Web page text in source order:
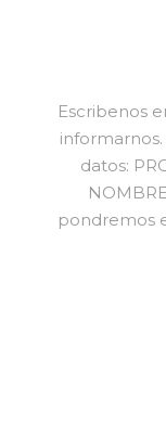
Escribenos
datos:
pondremos